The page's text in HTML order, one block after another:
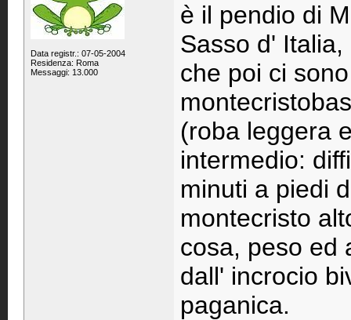
Data registr.: 07-05-2004
Residenza: Roma
Messaggi: 13.000
è il pendio di
Sasso d'
che poi ci
(roba leggera
intermedio:
minuti a piedi
montecristo
cosa, peso ed
dall' incrocio
paganica.